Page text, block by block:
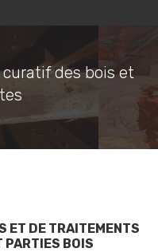
des bois et
ET DE TRAITEMENTS
PARTIES BOIS